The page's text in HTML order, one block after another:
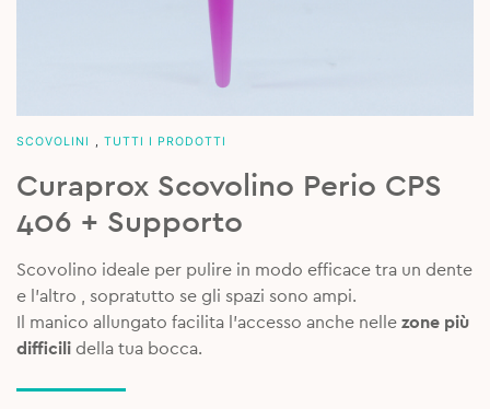
SCOVOLINI TUTTI I PRODOTTI
Curaprox Scovolino Perio CPS
406 + Supporto
Scovolino ideale per pulire in modo efficace tra un dente
e l’altro , sopratutto se gli spazi sono ampi.
Il manico allungato facilita l’accesso anche nelle zone più
difficili della tua bocca.